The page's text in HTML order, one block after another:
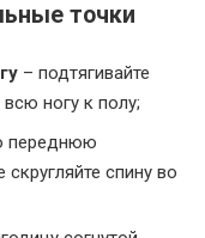
точки
– подтягивайте
ногу к полу;
переднюю
спину во